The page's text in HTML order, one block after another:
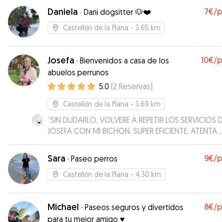
Daniela · Dani dogsitter 🐶❤️ 7€/
Castellón de la Plana - 3.65 km
Josefa · Bienvenidos a casa de los
abuelos perrunos
10€/
5.0 (2 Reservas)
Castellón de la Plana - 3.69 km
“SIN DUDARLO, VOLVERE A REPETIR LOS SERVICIOS
JOSEFA CON MI BICHON. SUPER EFICIENTE, ATENTA ,
CARIÑOSA, COMO EN UN HOTEL DE 5 ESTRELLAS. POR
MI EXPERIENCIA DE 7 DIAS , LA RECOMIENDO EN UN
%. ADEMAS TE INFORMA TODOS LOS DIAS , SIN
DE LA EVOLUCION DEL ANIMALITO. PODEIS DEJARLO
Sara · Paseo perros 9€/
Castellón de la Plana - 4.30 km
Michael · Paseos seguros y divertidos
para tu mejor amigo ♥️
8€/